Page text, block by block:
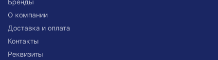
Бренды
О компании
Доставка и оплата
Контакты
Реквизиты